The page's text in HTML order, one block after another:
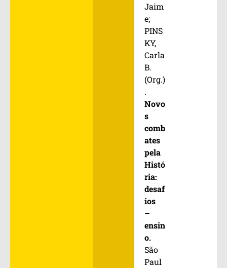
Jaim
e;
PINS
KY,
Carla
B.
(Org.)
.
Novo
s
comb
ates
pela
Histó
ria:
desaf
ios
–
ensin
o.
São
Paul